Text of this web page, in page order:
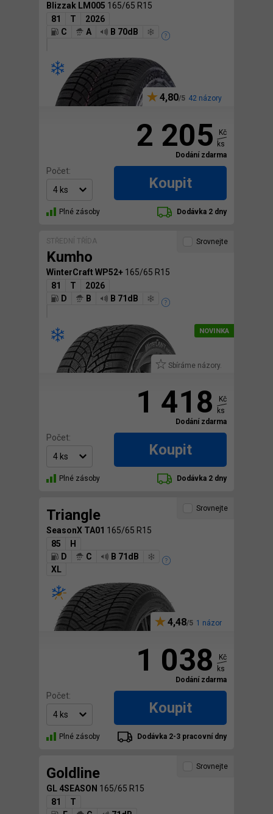
Blizzak LM005 165/65 R15
81
T
2026
C
A B 70dB
4,80 42 názory
2 205
Kč
ks
Dodání zdarma
Počet:
Koupit
Plné zásoby Dodávka 2 dny
STŘEDNÍ TŘÍDA
Kumho
WinterCraft WP52+ 165/65 R15
81
T
2026
D
B B 71dB
Sbíráme názory.
Srovnejte
1 418
Kč
ks
Dodání zdarma
Počet:
Koupit
Plné zásoby Dodávka 2 dny
Triangle
SeasonX TA01 165/65 R15
85
H
D
C
B 71dB
XL
4,48 1 názor
Srovnejte
1 038
Kč
ks
Dodání zdarma
Počet:
Koupit
Plné zásoby Dodávka 2-3 pracovní dny
Goldline
GL 4SEASON 165/65 R15
81
T
Srovnejte